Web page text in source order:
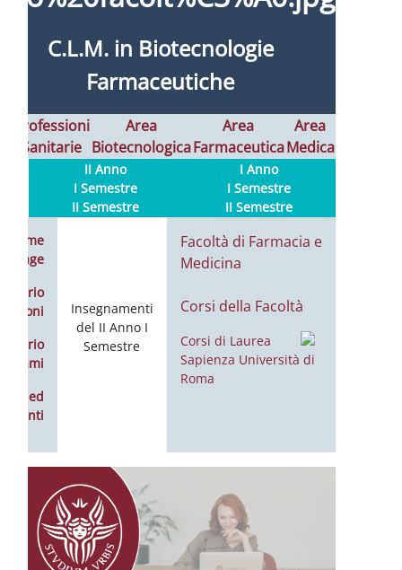
C.L.M. in Biotecnologie
Farmaceutiche
Area
Medica
Area
Farmaceutica
Area
Biotecnologica
Professioni
Sanitarie
I Anno
I Semestre
II Semestre
II Anno
I Semestre
II Semestre
Facoltà di Farmacia e
Medicina
Corsi della Facoltà
Insegnamenti
del II Anno I
Semestre
Home
page
Lezioni
Esami
ed
eventi